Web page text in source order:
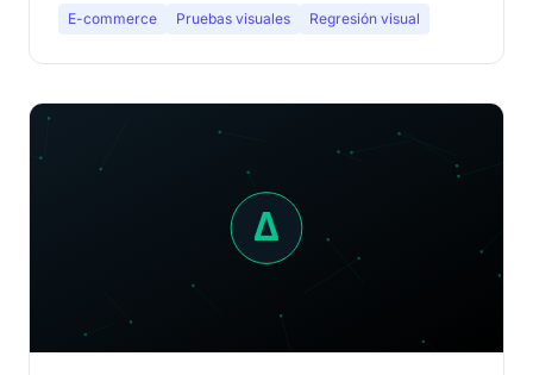
E-commerce Pruebas visuales Regresión visual